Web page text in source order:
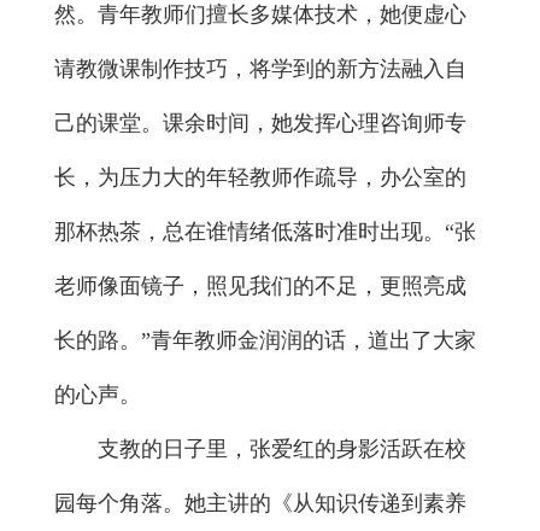
然。青年教师们擅长多媒体技术，她便虚心
请教微课制作技巧，将学到的新方法融入自
己的课堂。课余时间，她发挥心理咨询师专
长，为压力大的年轻教师作疏导，办公室的
那杯热茶，总在谁情绪低落时准时出现。“张
老师像面镜子，照见我们的不足，更照亮成
长的路。”青年教师金润润的话，道出了大家
的心声。
支教的日子里，张爱红的身影活跃在校
园每个角落。她主讲的《从知识传递到素养